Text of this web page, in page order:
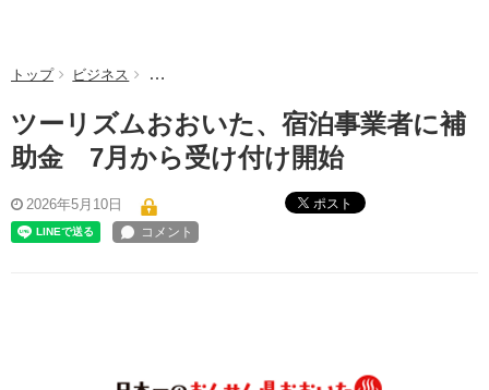
トップ ビジネス ツーリズムおおいた、宿泊事業者に補助金 7月から
ツーリズムおおいた、宿泊事業者に補
助金 7月から受け付け開始
2026年5月10日 ポスト